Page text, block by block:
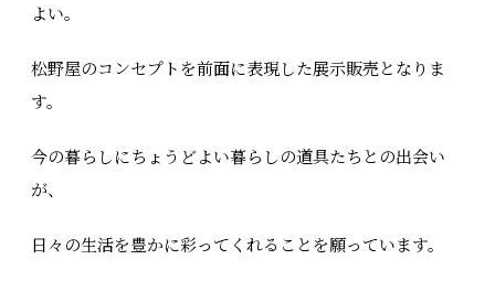
よい。
松野屋のコンセプトを前面に表現した展示販売となりま
す。
今の暮らしにちょうどよい暮らしの道具たちとの出会い
が、
日々の生活を豊かに彩ってくれることを願っています。